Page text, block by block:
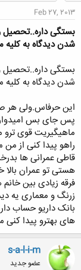
Feb 27, 2013
بستگی داره..تحصیل
شدن دیدگاه به
بستگی داره..تحصیل
شدن دیدگاه به
این حرفاس.ولی هر
پس جای بس
ماهیگیریت قوی ترو
راهو پیدا کنی از
قاطی عمرانی ها
هستی تو عمران
فرقه زیادی بین
زرنگ و معماری یه
بانک داریو حساب
های بهترو پیدا
s-a-l-i-m
عضو جدید